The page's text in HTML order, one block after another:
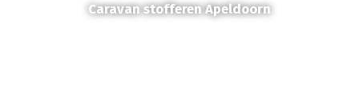
Caravan stofferen Apeldoorn